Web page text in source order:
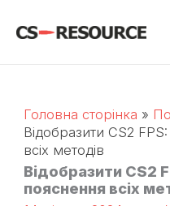
Головна сторінка
Відобразити CS2
всіх методів
Відобразити CS2
пояснення всіх